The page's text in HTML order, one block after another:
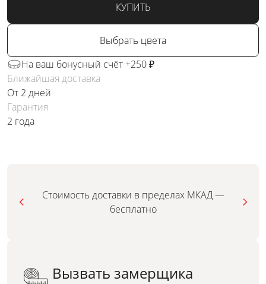
КУПИТЬ
Выбрать цвета
На ваш бонусный счёт +250 ₽
Ближайшая доставка
От 2 дней
Гарантия
2 года
Стоимость доставки в пределах МКАД —
бесплатно
Вызвать замерщика